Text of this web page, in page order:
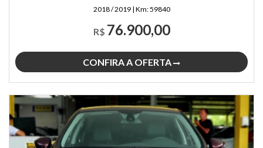
2018 / 2019 | Km:59840
R$ 76.900,00
CONFIRA A OFERTA